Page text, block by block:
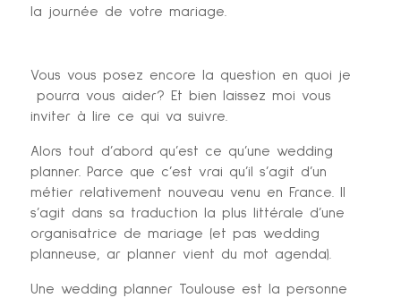
la journée de votre mariage.
Vous vous posez encore la question en quoi je
pourra vous aider? Et bien laissez moi vous
inviter à lire ce qui va suivre.
Alors tout d’abord qu’est ce qu’une wedding
planner. Parce que c’est vrai qu’il s’agit d’un
métier relativement nouveau venu en France. Il
s’agit dans sa traduction la plus littérale d’une
organisatrice de mariage (et pas wedding
planneuse, ar planner vient du mot agenda).
Une wedding planner Toulouse est la personne